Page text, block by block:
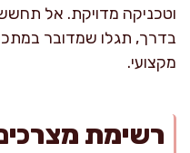
וטכניקה מדויקת. אל
בדרך, תגלו שמדובר
מקצועי.
רשימת